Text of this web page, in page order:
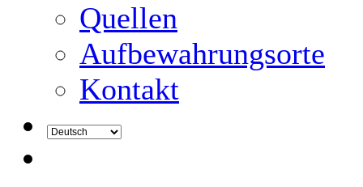
Quellen
Aufbewahrungsorte
Kontakt